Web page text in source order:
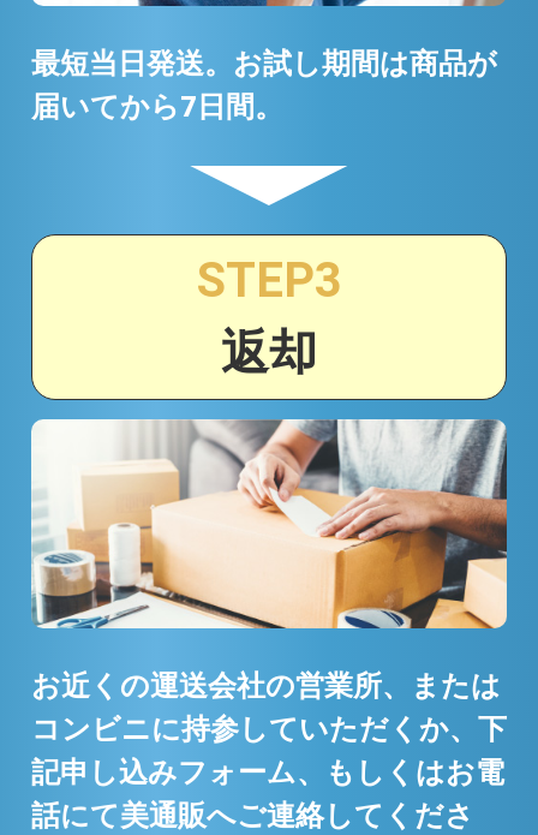
最短当日発送。お試し期間は商品が
届いてから7日間。
▼
STEP3
返却
お近くの運送会社の営業所、または
コンビニに持参していただくか、下
記申し込みフォーム、もしくはお電
話にて美通販へご連絡してくださ